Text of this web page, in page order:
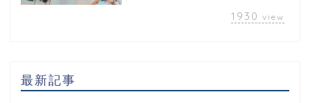
1930 view
最新記事